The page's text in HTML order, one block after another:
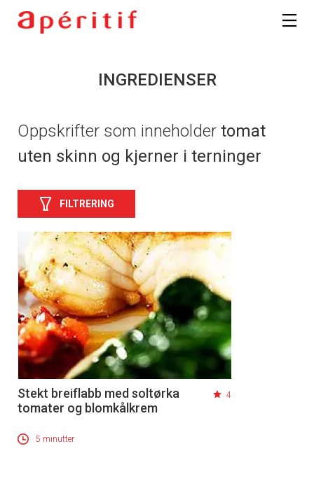
INGREDIENSER
Oppskrifter som inneholder tomat
uten skinn og kjerner i terninger
FILTRERING
Stekt breiflabb med soltørka
tomater og blomkålkrem
4
5 minutter